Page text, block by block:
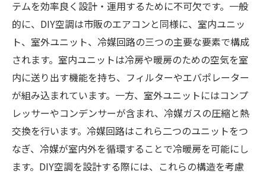
自作空調で生活スタイルを革新
DIYで広がる空調の新たな可能性
自作空調で快適生活を手に入れる
ライフスタイルに合わせた空調設計
健康的な生活を支える自作空調
未来の空調スタイルを先取り
空調自作でカスタマイズ性を最大限に活用
自分だけの空調設定で快適空間を創出
テムを効率良く設計・運用するために不可欠です。一般
的に、DIY空調は市販のエアコンと同様に、室内ユニッ
ト、室外ユニット、冷媒回路の三つの主要な要素で構成
されます。室内ユニットは冷房や暖房のための空気を室
内に送り出す機能を持ち、フィルターやエバポレーター
が組み込まれています。一方、室外ユニットにはコンプ
レッサーやコンデンサーが含まれ、冷媒ガスの圧縮と熱
交換を行います。冷媒回路はこれら二つのユニットをつ
なぎ、冷媒が室内外を循環することで冷暖房を可能にし
ます。DIY空調を設計する際には、これらの構造を考慮